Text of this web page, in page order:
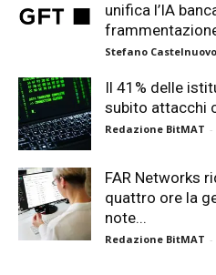
unifica l’IA
Stefano Castelnuovo
Il 41% delle
subito attacchi
Redazione BitMAT -
FAR Networks
quattro ore la
note...
Redazione BitMAT -